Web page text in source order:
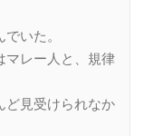
いた。
マレー人と、規律
ど見受けられなか